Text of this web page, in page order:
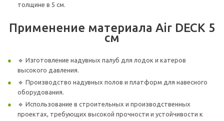
толщине в 5 см.
Применение материала Air DECK 5
см
🔹 Изготовление надувных палуб для лодок и катеров
высокого давления.
🔹 Производство надувных полов и платформ для навесного
оборудования.
🔹 Использование в строительных и производственных
проектах, требующих высокой прочности и устойчивости к